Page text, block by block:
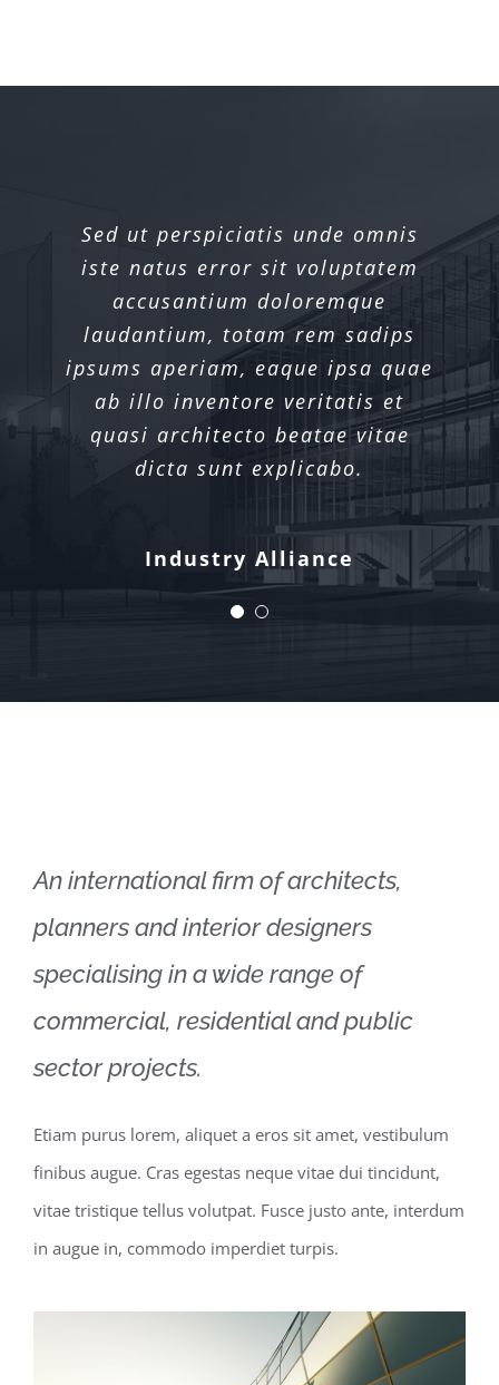
Sed ut perspiciatis unde omnis
iste natus error sit voluptatem
accusantium doloremque
laudantium, totam rem sadips
ipsums aperiam, eaque ipsa quae
ab illo inventore veritatis et
quasi architecto beatae vitae
dicta sunt explicabo.
Industry Alliance
Sed ut perspiciatis unde omnis
iste natus error sit voluptatem
accusantium doloremque
laudantium, totam rem sadips
ipsums aperiam, eaque ipsa quae
ab illo inventore veritatis et
quasi architecto beatae vitae
dicta sunt explicabo.
Xtra Technologies
An international firm of architects,
planners and interior designers
specialising in a wide range of
commercial, residential and public
sector projects.
Etiam purus lorem, aliquet a eros sit amet, vestibulum
finibus augue. Cras egestas neque vitae dui tincidunt,
vitae tristique tellus volutpat. Fusce justo ante, interdum
in augue in, commodo imperdiet turpis.